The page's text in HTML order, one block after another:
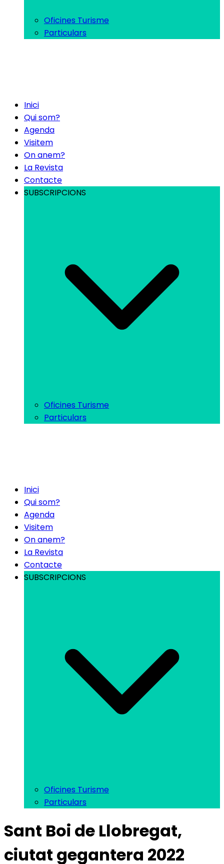
Oficines Turisme
Particulars
Inici
Qui som?
Agenda
Visitem
On anem?
La Revista
Contacte
SUBSCRIPCIONS
Oficines Turisme
Particulars
Inici
Qui som?
Agenda
Visitem
On anem?
La Revista
Contacte
SUBSCRIPCIONS
Oficines Turisme
Particulars
Sant Boi de Llobregat,
ciutat gegantera 2022